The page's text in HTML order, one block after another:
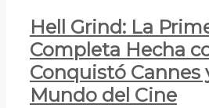
Hell Grind: La
Completa Hecha
Conquistó Cannes
Mundo del Cine